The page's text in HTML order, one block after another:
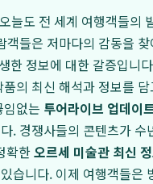
늘도 전 세계 여행객들의
들은 저마다의 감동을
정보에 대한 갈증입니
의 최신 해석과 정보를
없는 투어라이브 업데이
. 경쟁사들의 콘텐츠가 수
확한오르세 미술관 최신
습니다. 이제 여행객들은